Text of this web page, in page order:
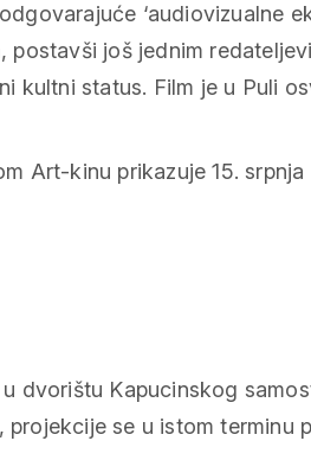
‘audiovizualne
postavši još jednim
kultni status. Film je u Puli
Art-kinu prikazuje 15.
dvorištu Kapucinskog
projekcije se u istom terminu